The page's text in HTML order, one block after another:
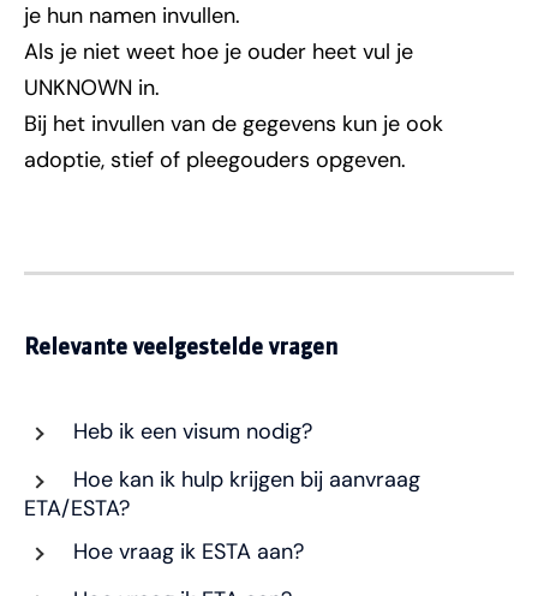
je hun namen invullen.
Als je niet weet hoe je ouder heet vul je
UNKNOWN in.
Bij het invullen van de gegevens kun je ook
adoptie, stief of pleegouders opgeven.
Relevante veelgestelde vragen
Heb ik een visum nodig?
Hoe kan ik hulp krijgen bij aanvraag
ETA/ESTA?
Hoe vraag ik ESTA aan?